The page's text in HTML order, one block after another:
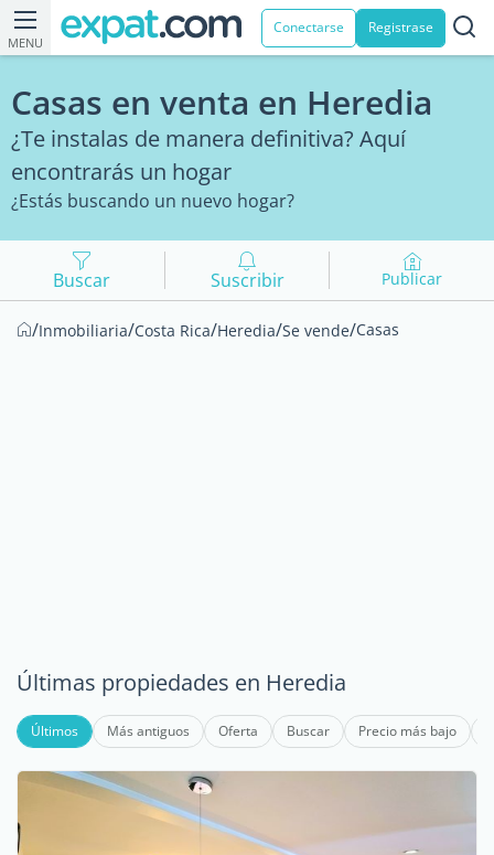
MENU
Conectarse Registrase
Casas en venta en Heredia
¿Te instalas de manera definitiva? Aquí
encontrarás un hogar
¿Estás buscando un nuevo hogar?
Buscar Suscribir Publicar
/Inmobiliaria/Costa Rica/Heredia/Se vende/Casas
Últimas propiedades en Heredia
Últimos Más antiguos Oferta Buscar Precio más bajo